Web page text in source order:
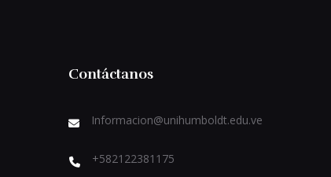
Contáctanos
Informacion@unihumboldt.edu.ve
+582122381175